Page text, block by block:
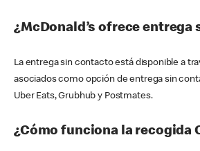
¿McDonald’s ofrece entrega
La entrega sin contacto está disponible a
asociados como opción de entrega sin
Uber Eats, Grubhub y Postmates.
¿Cómo funciona la recogida